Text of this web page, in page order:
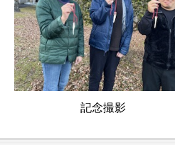
記念撮影